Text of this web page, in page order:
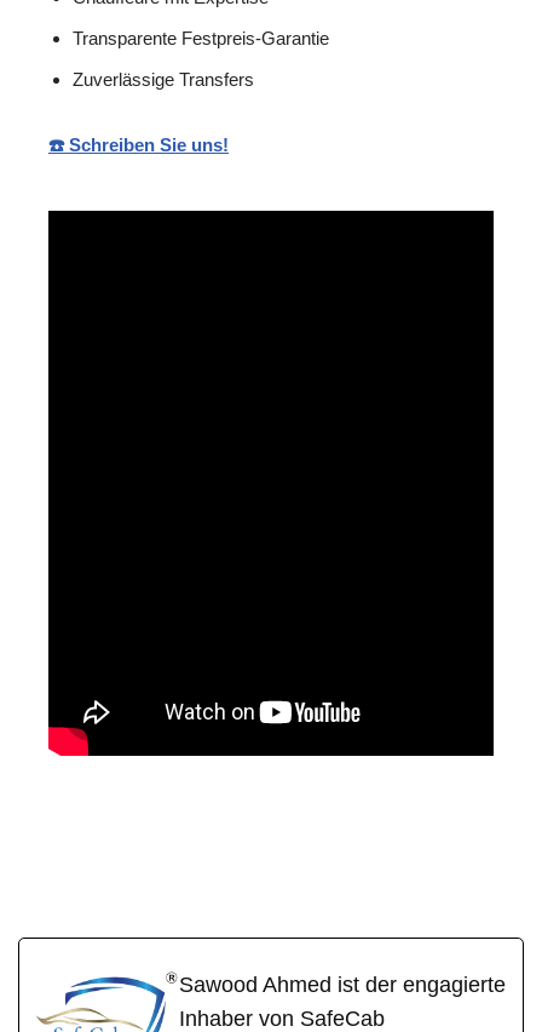
Transparente Festpreis-Garantie
Zuverlässige Transfers
☎️ Schreiben Sie uns!
Sawood Ahmed ist der engagierte
Inhaber von SafeCab